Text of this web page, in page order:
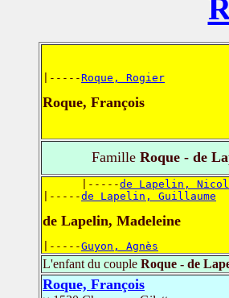
|-----Roque, Rogier
Roque, François
FamilleRoque - de
      |-----
de Lapelin,
|-----de Lapelin, Guillaume
de Lapelin, Madeleine
|-----Guyon, Agnès
L'enfant du couple Roque - de
Roque, François